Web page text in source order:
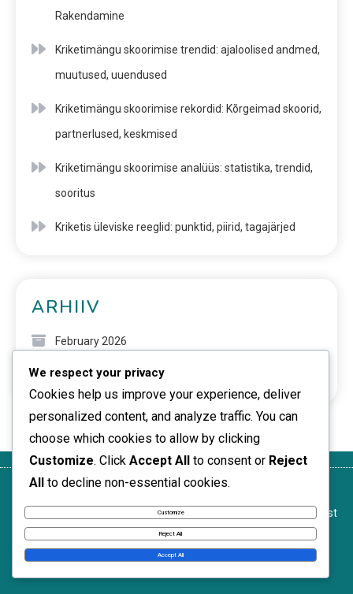
Rakendamine
Kriketimängu skoorimise trendid: ajaloolised andmed,
muutused, uuendused
Kriketimängu skoorimise rekordid: Kõrgeimad skoorid,
partnerlused, keskmised
Kriketimängu skoorimise analüüs: statistika, trendid,
sooritus
Kriketis üleviske reeglid: punktid, piirid, tagajärjed
ARHIIV
February 2026
January 2026
ühendust
News Express © 2026. All Rights Reserved.
We respect your privacy
Cookies help us improve your experience, deliver
personalized content, and analyze traffic. You can
choose which cookies to allow by clicking
Customize. Click Accept All to consent or Reject
All to decline non-essential cookies.
Customize
Reject All
Accept All